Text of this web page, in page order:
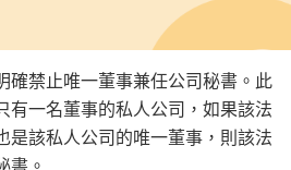
確禁止唯一董事兼任公司秘書。此
有一名董事的私人公司，如果該法
是該私人公司的唯一董事，則該法
書。